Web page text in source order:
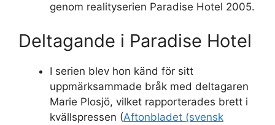
genom realityserien Paradise Hotel 2005.
Deltagande i Paradise Hotel
I serien blev hon känd för sitt
uppmärksammade bråk med deltagaren
Marie Plosjö, vilket rapporterades brett i
kvällspressen (Aftonbladet (svensk